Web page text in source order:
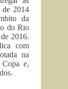
de 2014
da
do Rio
2016.
com
na
Copa e,